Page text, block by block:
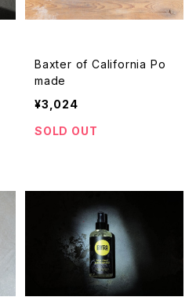
Baxter of California Po
made
¥3,024
SOLD OUT